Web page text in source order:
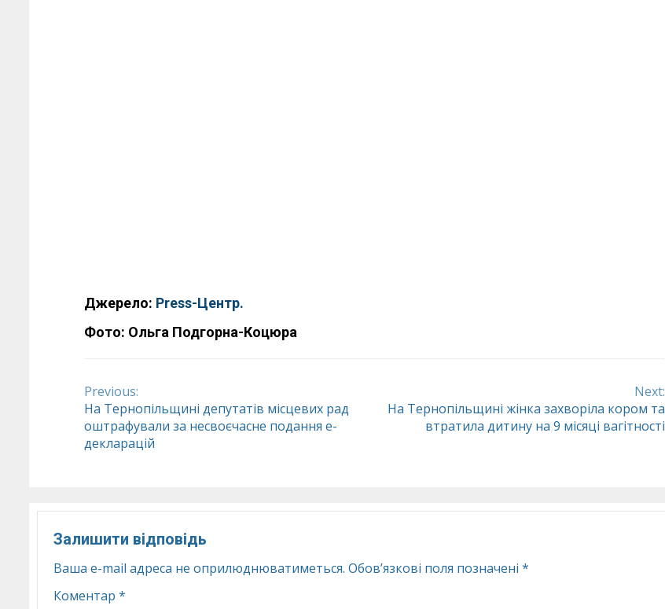
Джерело: Press-Центр.
Фото: Ольга Подгорна-Коцюра
Continue
Reading
Previous:
На Тернопільщині депутатів місцевих рад
оштрафували за несвоєчасне подання е-
декларацій
Next:
На Тернопільщині жінка захворіла кором та
втратила дитину на 9 місяці вагітності
Залишити відповідь
Ваша e-mail адреса не оприлюднюватиметься. Обов’язкові поля позначені *
Коментар *